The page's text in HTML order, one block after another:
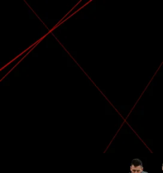
Saltar
contenido